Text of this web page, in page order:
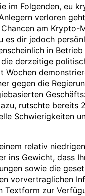
im Folgenden, eu
verloren
am Krypto-
es dir jedoch
in Betrieb
derzeitige
Wochen
gegen die
rutschte bereits
Schwierigkeiten
relativ
ins Gewicht, dass
sowie die
vorvertraglichen
Textform zur